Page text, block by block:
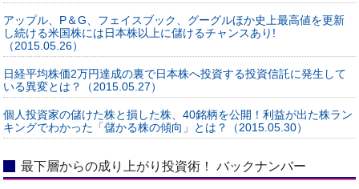
アップル、P＆G、フェイスブック、グーグルほか史上最高値を更新
し続ける米国株には日本株以上に儲けるチャンスあり!
（2015.05.26）
日経平均株価2万円達成の裏で日本株へ投資する投資信託に発生して
いる異変とは？（2015.05.27）
個人投資家の儲けた株と損した株、40銘柄を公開！利益が出た株ラン
キングでわかった「儲かる株の傾向」とは？（2015.05.30）
最下層からの成り上がり投資術！ バックナンバー